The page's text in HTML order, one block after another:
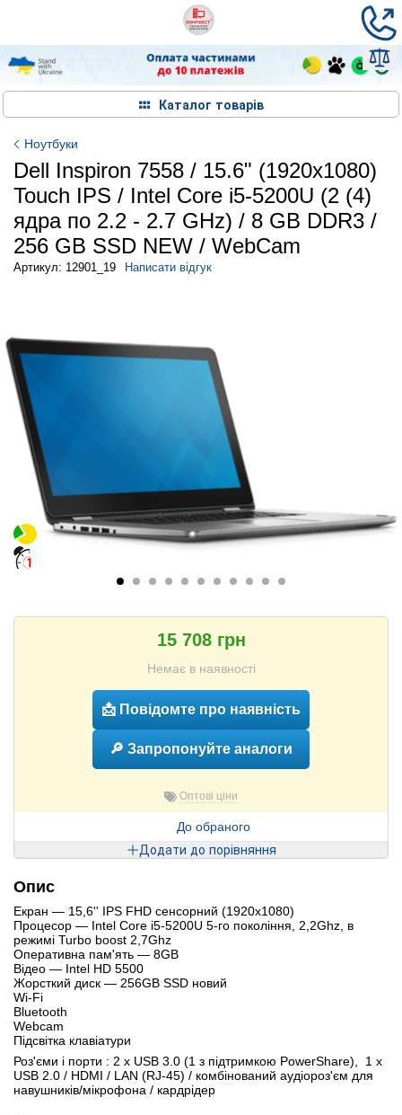
Каталог товарів
Ноутбуки
Dell Inspiron 7558 / 15.6" (1920х1080)
Touch IPS / Intel Core i5-5200U (2 (4)
ядра по 2.2 - 2.7 GHz) / 8 GB DDR3 /
256 GB SSD NEW / WebCam
Артикул: 12901_19 Написати відгук
15 708 грн
Немає в наявності
📩 Повідомте про наявність
🔎 Запропонуйте аналоги
Оптові ціни
До обраного
Додати до порівняння
Опис
Екран ― 15,6'' IPS FHD сенсорний (1920х1080)
Процесор ― Intel Core i5-5200U 5-го покоління, 2,2Ghz, в
режимі Turbo boost 2,7Ghz
Оперативна пам'ять ― 8GB
Відео ― Intel HD 5500
Жорсткий диск ― 256GB SSD новий
Wi-Fi
Bluetooth
Webcam
Підсвітка клавіатури
Роз'єми і порти : 2 x USB 3.0 (1 з підтримкою PowerShare), 1 x
USB 2.0 / HDMI / LAN (RJ-45) / комбінований аудіороз'єм для
навушників/мікрофона / кардрідер